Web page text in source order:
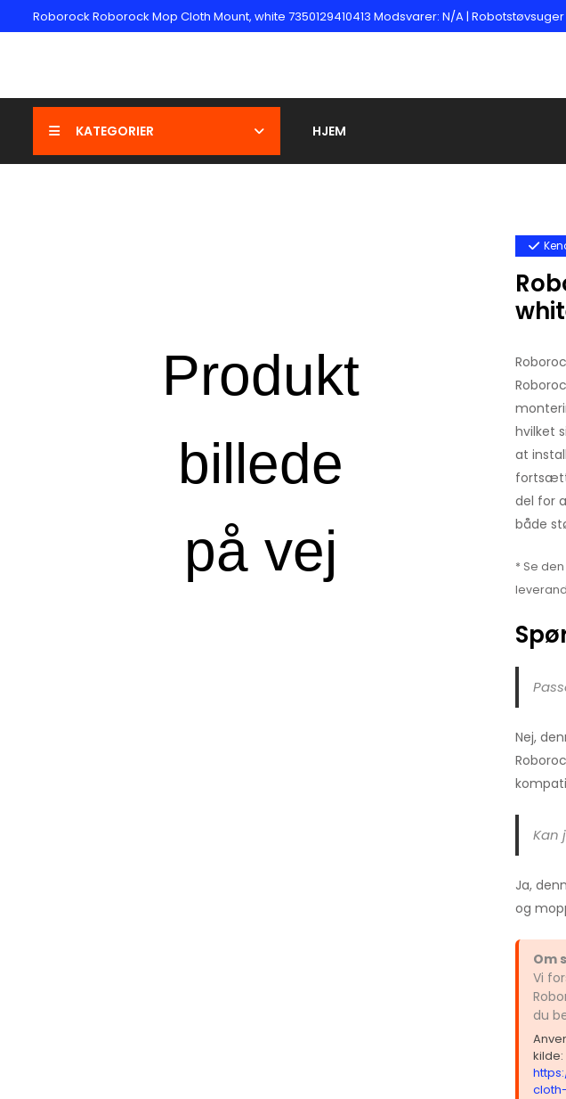
Roborock Roborock Mop Cloth Mount, white 7350129410413 Modsvarer: N/A |
KATEGORIER HJEM
hvilket
at
del for
både
* Se
Nej,
Kan
Ja,
og
Om
Vi
du
kilde: